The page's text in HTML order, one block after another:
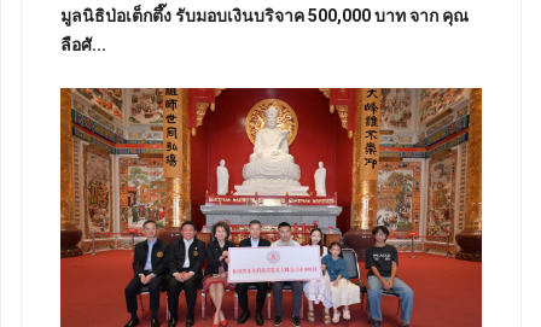
มูลนิธิป่อเต็กตึ๊ง รับมอบเงินบริจาค 500,000 บาท จาก คุณ
ลือศั...